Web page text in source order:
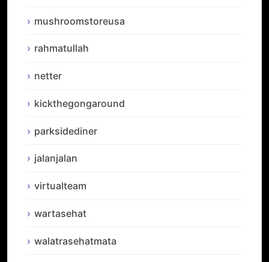
mushroomstoreusa
rahmatullah
netter
kickthegongaround
parksidediner
jalanjalan
virtualteam
wartasehat
walatrasehatmata